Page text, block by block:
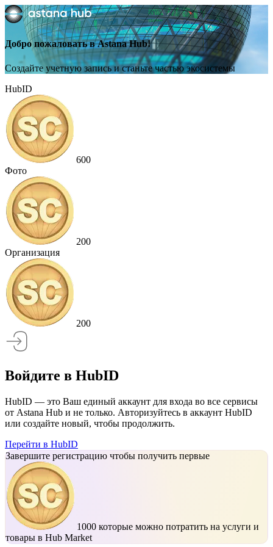
Добро пожаловать в Astana Hub!
Создайте учетную запись и станьте частью экосистемы
HubID
600
Фото
200
Организация
200
Войдите в HubID
HubID — это Ваш единый аккаунт для входа во все сервисы
от Astana Hub и не только. Авторизуйтесь в аккаунт HubID
или создайте новый, чтобы продолжить.
Перейти в HubID
Завершите регистрацию чтобы получить первые
1000 которые можно потратить на услуги и
товары в Hub Market